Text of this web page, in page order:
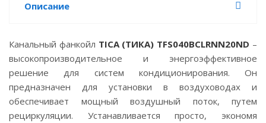
Описание
Канальный фанкойл TICA(ТИКА) TFS040BCLRNN20ND –
высокопроизводительное и энергоэффективное
решение для систем кондиционирования. Он
предназначен для установки в воздуховодах и
обеспечивает мощный воздушный поток, путем
рециркуляции. Устанавливается просто, экономя